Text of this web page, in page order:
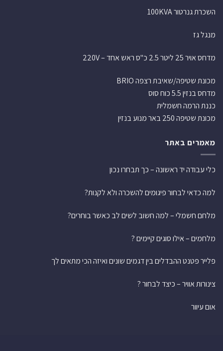
השכרת גנרטור 100KVA
מנגל גז
מדחס אויר 25 ליטר 2.5 כ"ס ראש אחד – 220V
מכונת שטיפה/שאיבת רצפה BRIO
מדחס בנזין 5.5 כוח סוס
כננת הרמה חשמלית
מכונת שטיפה 250 באר מנוע בנזין
מאמרים באתר
כלי עבודה יד ראשונה – כך תבחרו נכון
למה כדאי לבחור פיגומים להשכרה ולא לקנות?
מלחם חשמלי – למה חשוב לשים לב כאשר בוחרים?
מלחמים – אילו סוגים קיימים ?
פלייר פטנט ההבדלים בין דגמים שונים ואיזה הכי מתאים לך
צינורות אוויר – כיצד לבחור ?
אום עיוור